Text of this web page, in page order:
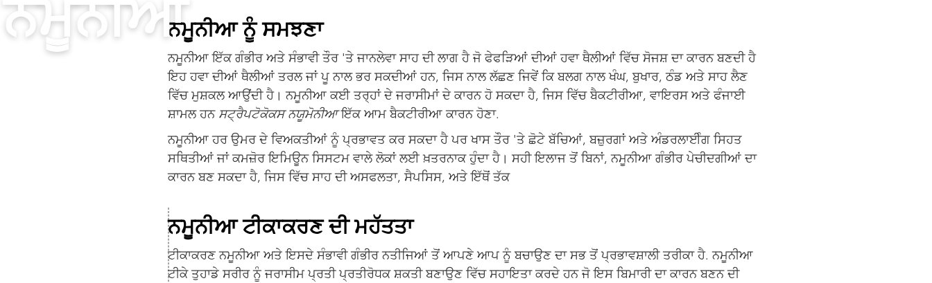
ਨਮੂਨੀਆਨਮੂਨੀਆ ਨੂੰ ਸਮਝਣਾ
ਨਮੂਨੀਆ ਇੱਕ ਗੰਭੀਰ ਅਤੇ ਸੰਭਾਵੀ ਤੌਰ 'ਤੇ ਜਾਨਲੇਵਾ ਸਾਹ ਦੀ ਲਾਗ ਹੈ ਜੋ ਫੇਫੜਿਆਂ ਦੀਆਂ ਹਵਾ ਥੈਲੀਆਂ ਵਿੱਚ ਸੋਜਸ਼ ਦਾ ਕਾਰਨ ਬਣਦੀ ਹੈ
ਇਹ ਹਵਾ ਦੀਆਂ ਥੈਲੀਆਂ ਤਰਲ ਜਾਂ ਪੂ ਨਾਲ ਭਰ ਸਕਦੀਆਂ ਹਨ, ਜਿਸ ਨਾਲ ਲੱਛਣ ਜਿਵੇਂ ਕਿ ਬਲਗ ਨਾਲ ਖੰਘ, ਬੁਖਾਰ, ਠੰਡ ਅਤੇ ਸਾਹ ਲੈਣ
ਵਿੱਚ ਮੁਸ਼ਕਲ ਆਉਂਦੀ ਹੈ। ਨਮੂਨੀਆ ਕਈ ਤਰ੍ਹਾਂ ਦੇ ਜਰਾਸੀਮਾਂ ਦੇ ਕਾਰਨ ਹੋ ਸਕਦਾ ਹੈ, ਜਿਸ ਵਿੱਚ ਬੈਕਟੀਰੀਆ, ਵਾਇਰਸ ਅਤੇ ਫੰਜਾਈ
ਸ਼ਾਮਲ ਹਨ ਸਟ੍ਰੈਪਟੋਕੋਕਸ ਨਯੂਮੋਨੀਆਇੱਕ ਆਮ ਬੈਕਟੀਰੀਆ ਕਾਰਨ ਹੋਣਾ.
ਨਮੂਨੀਆ ਹਰ ਉਮਰ ਦੇ ਵਿਅਕਤੀਆਂ ਨੂੰ ਪ੍ਰਭਾਵਤ ਕਰ ਸਕਦਾ ਹੈ ਪਰ ਖਾਸ ਤੌਰ 'ਤੇ ਛੋਟੇ ਬੱਚਿਆਂ, ਬਜ਼ੁਰਗਾਂ ਅਤੇ ਅੰਡਰਲਾਈੰਗ ਸਿਹਤ
ਸਥਿਤੀਆਂ ਜਾਂ ਕਮਜ਼ੋਰ ਇਮਿਊਨ ਸਿਸਟਮ ਵਾਲੇ ਲੋਕਾਂ ਲਈ ਖ਼ਤਰਨਾਕ ਹੁੰਦਾ ਹੈ। ਸਹੀ ਇਲਾਜ ਤੋਂ ਬਿਨਾਂ, ਨਮੂਨੀਆ ਗੰਭੀਰ ਪੇਚੀਦਗੀਆਂ ਦਾ
ਕਾਰਨ ਬਣ ਸਕਦਾ ਹੈ, ਜਿਸ ਵਿੱਚ ਸਾਹ ਦੀ ਅਸਫਲਤਾ, ਸੈਪਸਿਸ, ਅਤੇ ਇੱਥੋਂ ਤੱਕ
ਨਮੂਨੀਆ ਟੀਕਾਕਰਣ ਦੀ ਮਹੱਤਤਾ
ਟੀਕਾਕਰਣ ਨਮੂਨੀਆ ਅਤੇ ਇਸਦੇ ਸੰਭਾਵੀ ਗੰਭੀਰ ਨਤੀਜਿਆਂ ਤੋਂ ਆਪਣੇ ਆਪ ਨੂੰ ਬਚਾਉਣ ਦਾ ਸਭ ਤੋਂ ਪ੍ਰਭਾਵਸ਼ਾਲੀ ਤਰੀਕਾ ਹੈ. ਨਮੂਨੀਆ
ਟੀਕੇ ਤੁਹਾਡੇ ਸਰੀਰ ਨੂੰ ਜਰਾਸੀਮ ਪ੍ਰਤੀ ਪ੍ਰਤੀਰੋਧਕ ਸ਼ਕਤੀ ਬਣਾਉਣ ਵਿੱਚ ਸਹਾਇਤਾ ਕਰਦੇ ਹਨ ਜੋ ਇਸ ਬਿਮਾਰੀ ਦਾ ਕਾਰਨ ਬਣਨ ਦੀ